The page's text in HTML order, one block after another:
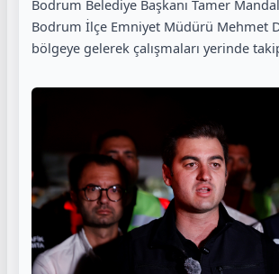
Bodrum Belediye Başkanı Tamer
Bodrum İlçe Emniyet Müdürü Mehmet
bölgeye gelerek çalışmaları yerinde